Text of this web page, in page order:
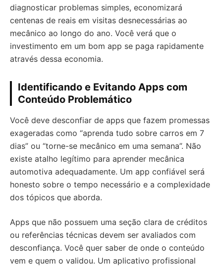
diagnosticar problemas simples, economizará
centenas de reais em visitas desnecessárias ao
mecânico ao longo do ano. Você verá que o
investimento em um bom app se paga rapidamente
através dessa economia.
Identificando e Evitando Apps com
Conteúdo Problemático
Você deve desconfiar de apps que fazem promessas
exageradas como “aprenda tudo sobre carros em 7
dias” ou “torne-se mecânico em uma semana”. Não
existe atalho legítimo para aprender mecânica
automotiva adequadamente. Um app confiável será
honesto sobre o tempo necessário e a complexidade
dos tópicos que aborda.
Apps que não possuem uma seção clara de créditos
ou referências técnicas devem ser avaliados com
desconfiança. Você quer saber de onde o conteúdo
vem e quem o validou. Um aplicativo profissional